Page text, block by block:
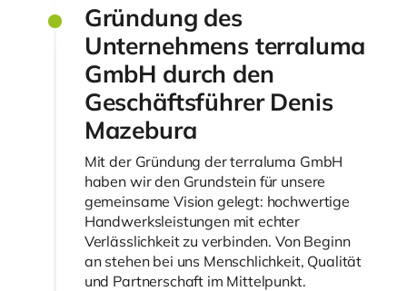
Gründung des
Unternehmens terraluma
GmbH durch den
Geschäftsführer Denis
Mazebura
Mit der Gründung der terraluma GmbH
haben wir den Grundstein für unsere
gemeinsame Vision gelegt: hochwertige
Handwerksleistungen mit echter
Verlässlichkeit zu verbinden. Von Beginn
an stehen bei uns Menschlichkeit, Qualität
und Partnerschaft im Mittelpunkt.